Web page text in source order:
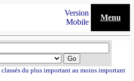
Version
Mobile
Menu
du plus important au moins important